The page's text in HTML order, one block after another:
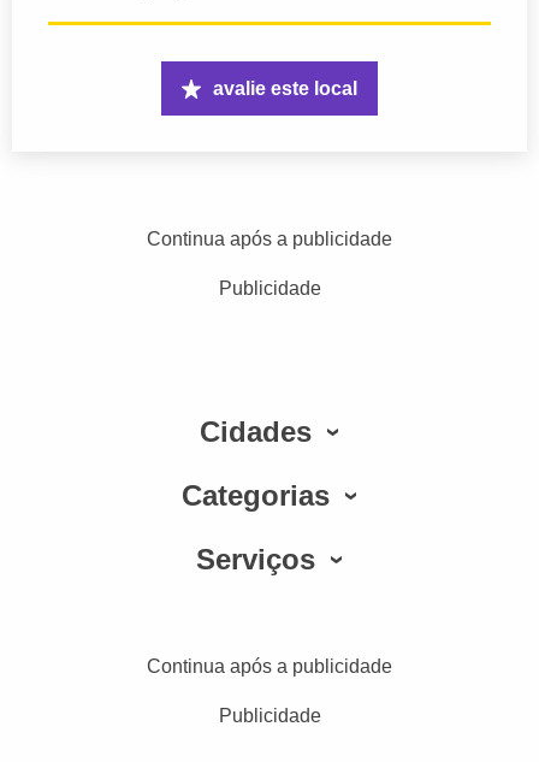
avalie este local
Continua após a publicidade
Publicidade
Cidades
Categorias
Serviços
Continua após a publicidade
Publicidade